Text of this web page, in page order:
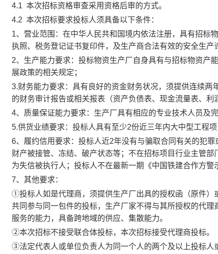
4.1 本次招标资格审查采用资格后审的方式。
4.2 本次招标要求投标人须具备以下条件：
1、营业范围：在中华人民共和国境内依法注册，具有招标
执照、税务登记证书复印件，及生产商合法有效的安全生产
2、生产能力要求：投标物资生产厂自身具有与招标物资产
展政策的相关规定；
3.财务能力要求：具有良好的资金财务状况，须提供连续
的财务审计报告或相关报表（资产负债表、现金流量表、
4、质量保证能力要求：生产厂具有相应的专业技术人员及
5.供货业绩要求：投标人具有至少2份近三年内大中型工程
6、履约信用要求：投标人近2年没有与骗取合同有关的犯
财产被接管、冻结、破产状态等；不在招标项目行业主管
为失信被执行人；投标人不在最新一期《中国铁建合作方警
7、其他要求：
①投标人如是代理商，须提供生产厂出具的授权函（原件
共同参与同一包件的投标，生产厂家不得与其所授权的代
服务的能力，具备跨地域的供应、集散能力。
②本次招标不接受联合体投标，本次招标接受代理商投标。
③法定代表人或单位负责人为同一个人的两个及以上投标